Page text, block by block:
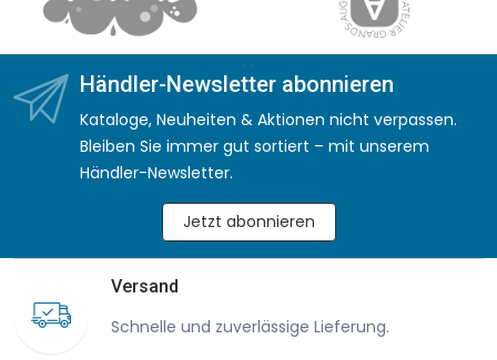
Händler-Newsletter abonnieren
Kataloge, Neuheiten & Aktionen nicht verpassen.
Bleiben Sie immer gut sortiert – mit unserem
Händler-Newsletter.
Jetzt abonnieren
Versand
Schnelle und zuverlässige Lieferung.